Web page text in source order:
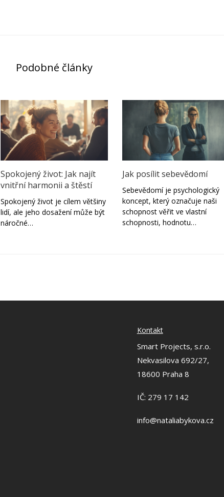
Podobné články
Spokojený život: Jak najít
vnitřní harmonii a štěstí
Spokojený život je cílem většiny
lidí, ale jeho dosažení může být
náročné…
Jak posílit sebevědomí
Sebevědomí je psychologický
koncept, který označuje naši
schopnost věřit ve vlastní
schopnosti, hodnotu…
Kontakt
Smart Projects, s.r.o.
Nekvasilova 692/27,
18600 Praha 8
IČ: 279 17 142
info@nataliabykova.cz